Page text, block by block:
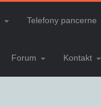
Telefony pancerne
Forum Kontakt